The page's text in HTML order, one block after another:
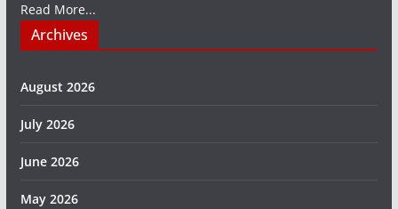
Read More...
Archives
August 2026
July 2026
June 2026
May 2026